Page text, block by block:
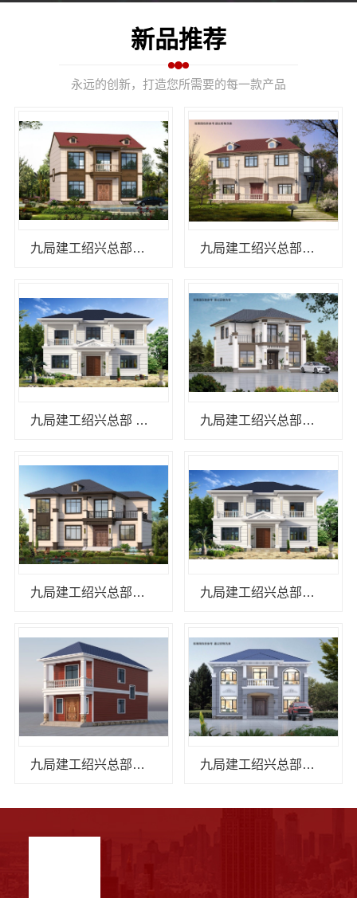
新品推荐
永远的创新，打造您所需要的每一款产品
九局建工绍兴总部助力绍兴城市建设 九局建工绍兴总部：打造绿色智能装配式住宅
九局建工绍兴总部 装配式建筑专家 九局建工绍兴总部一站式装配式建筑解决方案
九局建工绍兴总部工程服务 九局建工绍兴总部提供高效装配式建筑服务
九局建工绍兴总部装配式建筑专家 九局建工绍兴总部赋能未来智慧居住空间